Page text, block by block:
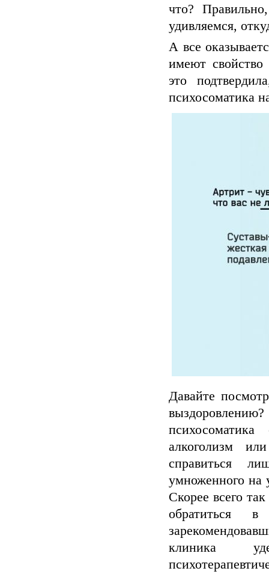
что?
удивляемся,
А все
имеют свойство
это
психосоматика
Давайте
алкоголизм
справиться
умноженного на
Скорее всего
обратиться
клиника